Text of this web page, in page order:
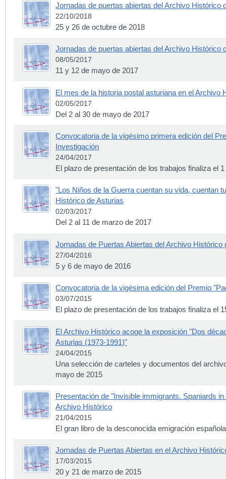
Jornadas de puertas abiertas del Archivo Histórico
22/10/2018
25 y 26 de octubre de 2018
Jornadas de puertas abiertas del Archivo Histórico
08/05/2017
11 y 12 de mayo de 2017
El mes de la historia postal asturiana en el Archivo
02/05/2017
Del 2 al 30 de mayo de 2017
Convocatoria de la vigésimo primera edición del
Investigación
24/04/2017
El plazo de presentación de los trabajos finaliza el
"Los Niños de la Guerra cuentan su vida, cuentan
Histórico de Asturias
02/03/2017
Del 2 al 11 de marzo de 2017
Jornadas de Puertas Abiertas del Archivo Histórico
27/04/2016
5 y 6 de mayo de 2016
Convocatoria de la vigésima edición del Premio
03/07/2015
El plazo de presentación de los trabajos finaliza el
El Archivo Histórico acoge la exposición "Dos
Asturias (1973-1991)"
24/04/2015
Una selección de carteles y documentos del
mayo de 2015
Presentación de "Invisible immigrants. Spaniards
Archivo Histórico
21/04/2015
El gran libro de la desconocida emigración
Jornadas de Puertas Abiertas en el Archivo
17/03/2015
20 y 21 de marzo de 2015